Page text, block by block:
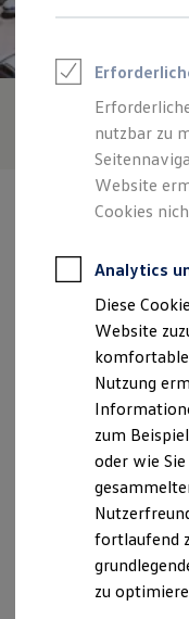
ONE
Fahrzeugsuche &
Fahrzeuge
Digitaler
Kauf & Finanzierung
Online-
Aktionen &
Für
Profi
Finanzierung
Für
Für
Leasing
Für
Für
Kfz-
Besitzer & Service
Verantwortlich für die
Elitzsch GmbH (
An der
info@auto-
Montag-
Samstag
nutzbar zu
Website
Cookies
Analytics
Diese
Website
Nutzung
zum
oder wie
fortlaufend
zu